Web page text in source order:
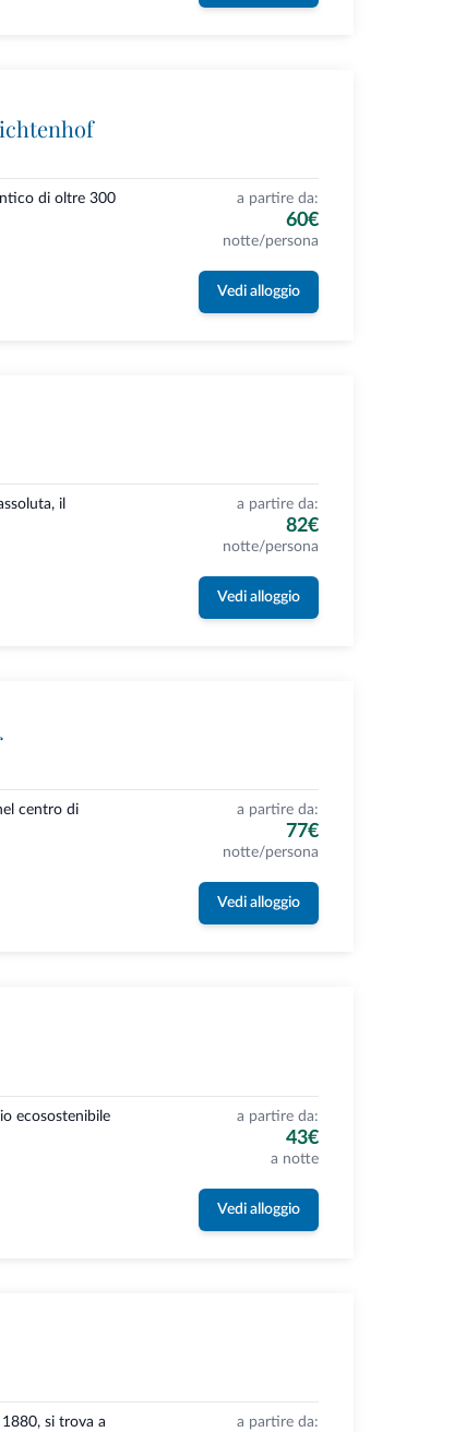
di oltre 300
a partire da:
60€
notte/persona
Vedi alloggio
il
a partire da:
82€
notte/persona
Vedi alloggio
centro di
a partire da:
77€
notte/persona
Vedi alloggio
ecosostenibile
a partire da:
43€
a notte
Vedi alloggio
si trova a a partire da: